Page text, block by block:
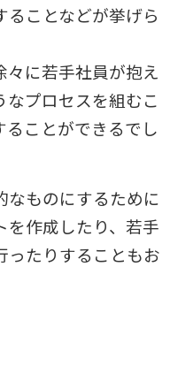
ことなどが挙げら
に若手社員が抱え
プロセスを組むこ
ることができるでし
なものにするために
を作成したり、若手
ったりすることもお